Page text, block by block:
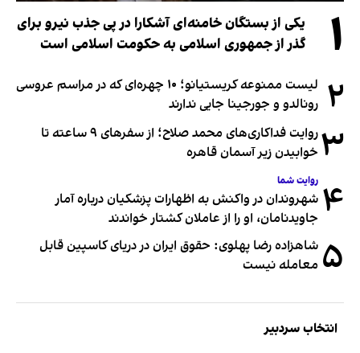
۱
یکی از بستگان خامنه‌ای آشکارا در پی جذب نیرو برای
گذر از جمهوری اسلامی به حکومت اسلامی است
۲
لیست ممنوعه کریستیانو؛ ۱۰ چهره‌ای که در مراسم عروسی
رونالدو و جورجینا جایی ندارند
۳
روایت فداکاری‌های محمد صلاح؛ از سفرهای ۹ ساعته تا
خوابیدن زیر آسمان قاهره
۴ روایت شما
شهروندان در واکنش به اظهارات پزشکیان درباره آمار
جاویدنامان، او را از عاملان کشتار خواندند
۵ شاهزاده رضا پهلوی: حقوق ایران در دریای کاسپین قابل
معامله نیست
انتخاب سردبیر